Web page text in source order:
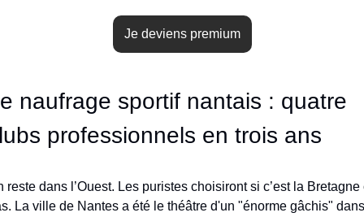
Je deviens premium
naufrage sportif nantais : quatre
professionnels en trois ans
reste dans l’Ouest. Les puristes choisiront si c’est la Bretagne
La ville de Nantes a été le théâtre d'un "énorme gâchis" dans